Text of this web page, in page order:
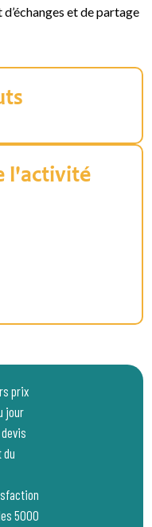
et de partage
l'activité
prix
jour
5000